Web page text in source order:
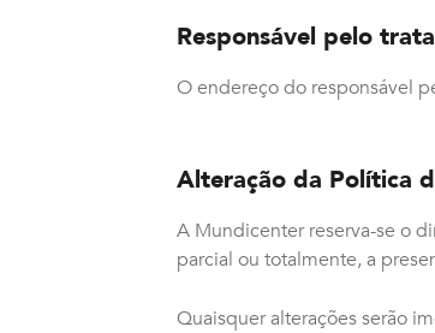
Responsável pelo
O endereço do responsável
Alteração da Política
A Mundicenter reserva-se o
parcial ou totalmente, a
Quaisquer alterações serão